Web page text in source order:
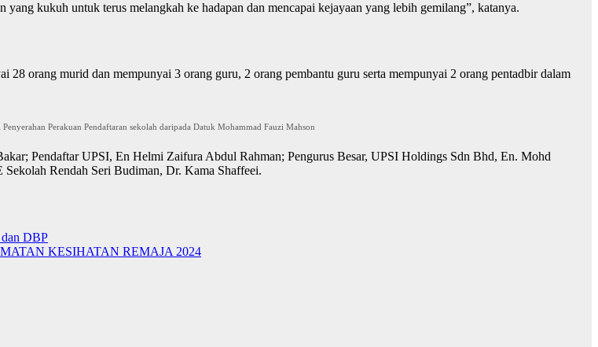
kukuh untuk terus melangkah ke hadapan dan mencapai kejayaan yang lebih gemilang”, katanya.
orang murid dan mempunyai 3 orang guru, 2 orang pembantu guru serta mempunyai 2 orang pentadbir dalam
Perakuan Pendaftaran sekolah daripada Datuk Mohammad Fauzi Mahson
Pendaftar UPSI, En Helmi Zaifura Abdul Rahman; Pengurus Besar, UPSI Holdings Sdn Bhd, En. Mohd
Rendah Seri Budiman, Dr. Kama Shaffeei.
DBP
KESIHATAN REMAJA 2024